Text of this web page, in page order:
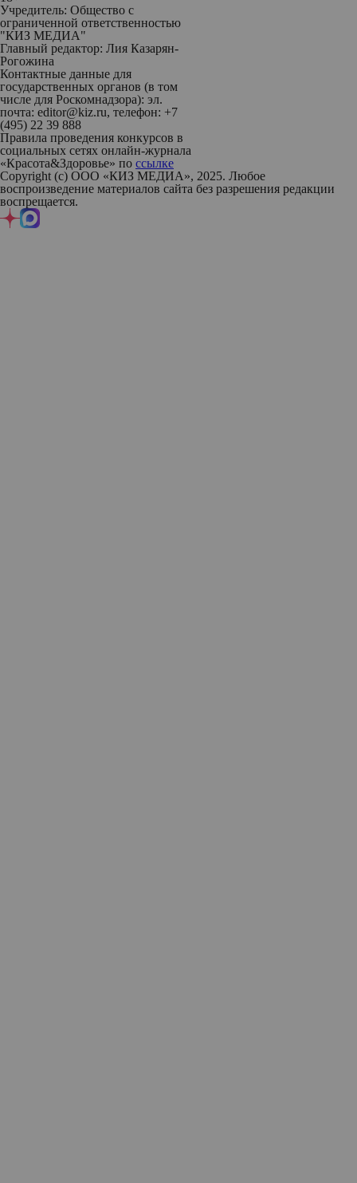
Учредитель: Общество с
ограниченной ответственностью
"КИЗ МЕДИА"
Главный редактор: Лия Казарян-
Рогожина
Контактные данные для
государственных органов (в том
числе для Роскомнадзора): эл.
почта: editor@kiz.ru, телефон: +7
(495) 22 39 888
Правила проведения конкурсов в
социальных сетях онлайн-журнала
«Красота&Здоровье» по ссылке
Copyright (с) ООО «КИЗ МЕДИА», 2025. Любое
воспроизведение материалов сайта без разрешения редакции
воспрещается.